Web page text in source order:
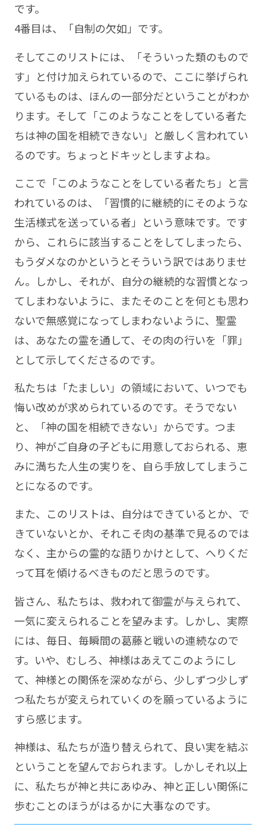
です。
4番目は、「自制の欠如」です。
そしてこのリストには、「そういった類のもので
す」と付け加えられているので、ここに挙げられ
ているものは、ほんの一部分だということがわか
ります。そして「このようなことをしている者た
ちは神の国を相続できない」と厳しく言われてい
るのです。ちょっとドキッとしますよね。
ここで「このようなことをしている者たち」と言
われているのは、「習慣的に継続的にそのような
生活様式を送っている者」という意味です。です
から、これらに該当することをしてしまったら、
もうダメなのかというとそういう訳ではありませ
ん。しかし、それが、自分の継続的な習慣となっ
てしまわないように、またそのことを何とも思わ
ないで無感覚になってしまわないように、聖霊
は、あなたの霊を通して、その肉の行いを「罪」
として示してくださるのです。
私たちは「たましい」の領域において、いつでも
悔い改めが求められているのです。そうでない
と、「神の国を相続できない」からです。つま
り、神がご自身の子どもに用意しておられる、恵
みに満ちた人生の実りを、自ら手放してしまうこ
とになるのです。
また、このリストは、自分はできているとか、で
きていないとか、それこそ肉の基準で見るのでは
なく、主からの霊的な語りかけとして、へりくだ
って耳を傾けるべきものだと思うのです。
皆さん、私たちは、救われて御霊が与えられて、
一気に変えられることを望みます。しかし、実際
には、毎日、毎瞬間の葛藤と戦いの連続なので
す。いや、むしろ、神様はあえてこのようにし
て、神様との関係を深めながら、少しずつ少しず
つ私たちが変えられていくのを願っているように
すら感じます。
神様は、私たちが造り替えられて、良い実を結ぶ
ということを望んでおられます。しかしそれ以上
に、私たちが神と共にあゆみ、神と正しい関係に
歩むことのほうがはるかに大事なのです。